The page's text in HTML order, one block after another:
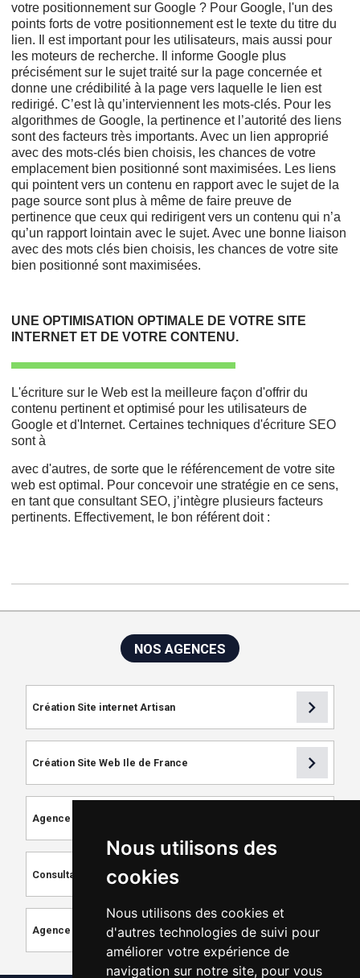
Nous utilisons des
cookies
Nous utilisons des cookies et
d'autres technologies de suivi pour
améliorer votre expérience de
navigation sur notre site, pour vous
votre positionnement sur Google ? Pour Google, l'un des
points forts de votre positionnement est le texte du titre du
lien. Il est important pour les utilisateurs, mais aussi pour
les moteurs de recherche. Il informe Google plus
précisément sur le sujet traité sur la page concernée et
donne une crédibilité à la page vers laquelle le lien est
redirigé. C’est là qu’interviennent les mots-clés. Pour les
algorithmes de Google, la pertinence et l’autorité des liens
sont des facteurs très importants. Avec un lien approprié
avec des mots-clés bien choisis, les chances de votre
emplacement bien positionné sont maximisées. Les liens
qui pointent vers un contenu en rapport avec le sujet de la
page source sont plus à même de faire preuve de
pertinence que ceux qui redirigent vers un contenu qui n’a
qu’un rapport lointain avec le sujet. Avec une bonne liaison
avec des mots clés bien choisis, les chances de votre site
bien positionné sont maximisées.
UNE OPTIMISATION OPTIMALE DE VOTRE SITE
INTERNET ET DE VOTRE CONTENU.
L'écriture sur le Web est la meilleure façon d'offrir du
contenu pertinent et optimisé pour les utilisateurs de
Google et d'Internet. Certaines techniques d'écriture SEO
sont à
avec d'autres, de sorte que le référencement de votre site
web est optimal. Pour concevoir une stratégie en ce sens,
en tant que consultant SEO, j’intègre plusieurs facteurs
pertinents. Effectivement, le bon référent doit :
NOS AGENCES
Création Site internet Artisan chevron_right
Création Site Web Ile de France chevron_right
Agence de Référencement
Consultant SEO
Agence de Création de Site Internet chevron_right